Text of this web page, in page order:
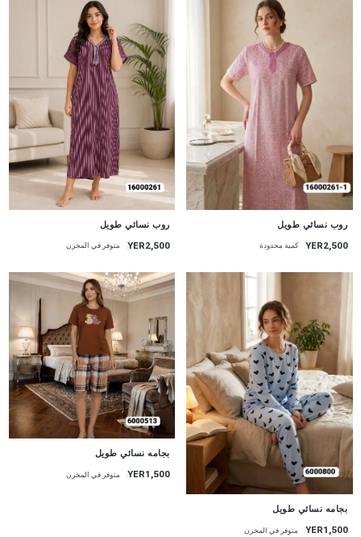
روب نسائي طويل
YER2,500 كمية محدودة
روب نسائي طويل
YER2,500 متوفر في المخزن
بجامه نسائي طويل
YER1,500 متوفر في المخزن
جديد
بجامه نسائي طويل
YER1,500 متوفر في المخزن